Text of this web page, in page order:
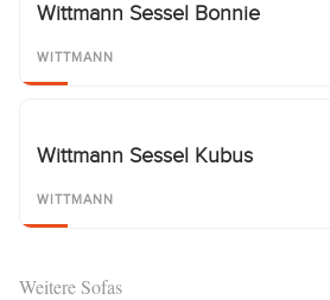
Wittmann Sessel Bonnie
WITTMANN
Wittmann Sessel Kubus
WITTMANN
Weitere Sofas